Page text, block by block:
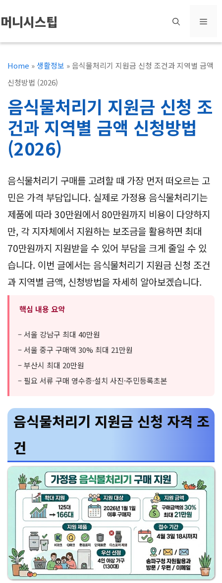
텐
츠
머니시스팁 메
Home »생활정보 »음식물처리기 지원금 신청 조건과 지역별 금액
신청방법 (2026)
음식물처리기 지원금 신청 조
건과 지역별 금액 신청방법
(2026)
음식물처리기 구매를 고려할 때 가장 먼저 떠오르는 고
민은 가격 부담입니다. 실제로 가정용 음식물처리기는
제품에 따라 30만원에서 80만원까지 비용이 다양하지
만, 각 지자체에서 지원하는 보조금을 활용하면 최대
70만원까지 지원받을 수 있어 부담을 크게 줄일 수 있
습니다. 이번 글에서는 음식물처리기 지원금 신청 조건
과 지역별 금액, 신청방법을 자세히 알아보겠습니다.
핵심 내용 요약
– 서울 강남구 최대 40만원
– 서울 중구 구매액 30% 최대 21만원
– 부산시 최대 20만원
– 필요 서류 구매 영수증·설치 사진·주민등록초본
음식물처리기 지원금 신청 자격 조
건